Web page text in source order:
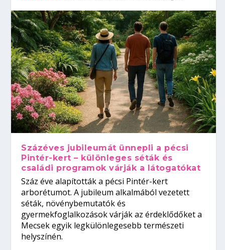
Százéves jubileumát ünnepli a pécsi
Pintér-kert – különleges séták és
családi programok várják a látogatókat
Száz éve alapították a pécsi Pintér-kert
arborétumot. A jubileum alkalmából vezetett
séták, növénybemutatók és
gyermekfoglalkozások várják az érdeklődőket a
Mecsek egyik legkülönlegesebb természeti
helyszínén.